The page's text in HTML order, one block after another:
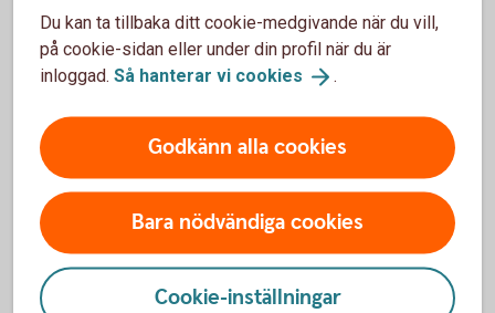
Pension
Läs mer om olika områden inom pension.
Pension - mer
Du kan ta tillbaka ditt cookie-medgivande när du vill,
på cookie-sidan eller under din profil när du är
inloggad. Så hanterar vi cookies .
Godkänn alla cookies
Bara nödvändiga cookies
Cookie-inställningar